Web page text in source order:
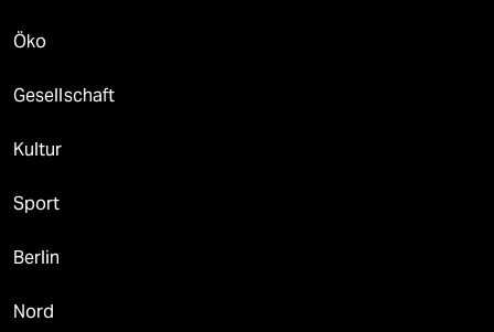
Öko
Gesellschaft
Kultur
Sport
Berlin
Nord